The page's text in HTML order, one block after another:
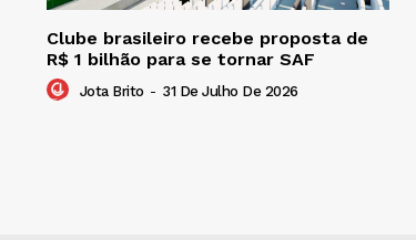
Clube brasileiro recebe proposta de
R$ 1 bilhão para se tornar SAF
Jota Brito - 31 De Julho De 2026